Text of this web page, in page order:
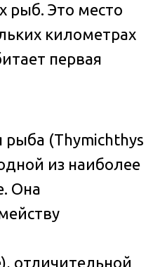
рыб. Это место
километрах
первая
рыба (Thymichthys
из наиболее
Она
отличительной